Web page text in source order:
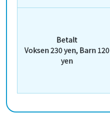
Betalt
Voksen 230 yen, Barn 120
yen